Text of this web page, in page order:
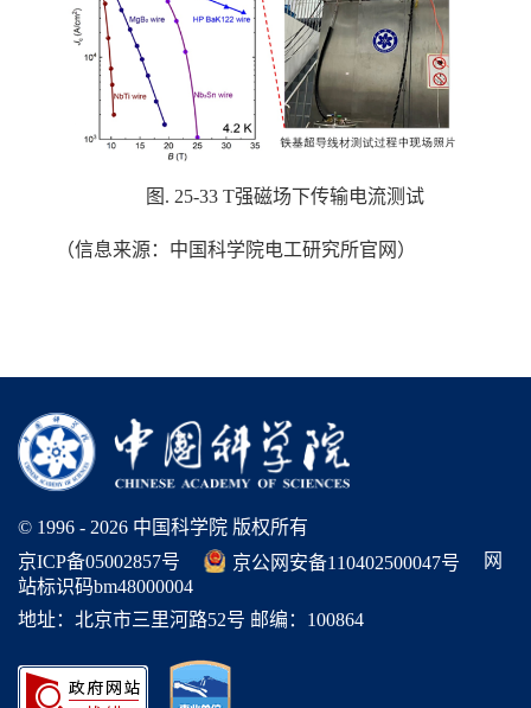
图 . 25-33 T强磁场下传输电流测试
（信息来源：中国科学院电工研究所官网）
© 1996 - 2026 中国科学院 版权所有
京ICP备05002857号
京公网安备110402500047号
网
站标识码bm48000004
地址：北京市三里河路52号 邮编：100864